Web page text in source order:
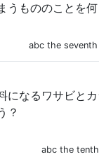
うもののことを
abc the
になるワサビと
？
abc the